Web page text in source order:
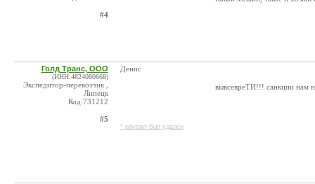
#4
Голд Транс, ООО
(ИНН:4824080668)
Экспедитор-перевозчик ,
Липецк
Код:731212
#5
Денис
* контакт был удален
вывсевреТИ!!! санкции нам